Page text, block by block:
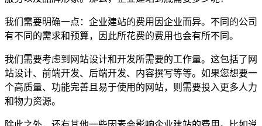
我们需要明确一点：企业建站的费用因企业而异。不同的公司
有不同的需求和预算，因此所花费的费用也会有所不同。
我们需要考虑到网站设计和开发所需要的工作量。这包括了网
站设计、前端开发、后端开发、内容撰写等等。如果您想要一
个高质量、功能完善且易于使用的网站，则需要投入更多人力
和物力资源。